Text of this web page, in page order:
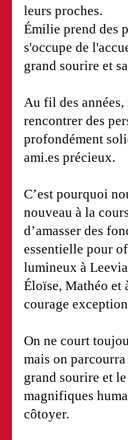
leurs proches.
Émilie prend des
s'occupe de
grand sourire et
Au fil des années,
rencontrer des
profondément
ami.es précieux.
C’est pourquoi
nouveau à la
d’amasser des
essentielle pour
lumineux à
Éloïse, Mathéo et
courage
On ne court
mais on
grand sourire et
magnifiques
côtoyer.